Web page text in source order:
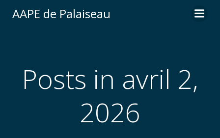
AAPE de Palaiseau
Posts in avril 2,
2026